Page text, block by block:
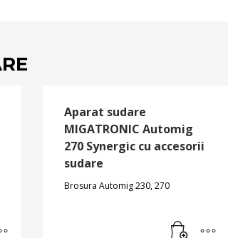
Aparat sudare
MIGATRONIC Automig
270 Synergic cu accesorii
sudare
Brosura Automig 230, 270